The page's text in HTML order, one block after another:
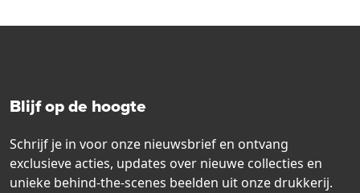
Blijf op de hoogte
Schrijf je in voor onze nieuwsbrief en ontvang
exclusieve acties, updates over nieuwe collecties en
unieke behind-the-scenes beelden uit onze drukkerij.